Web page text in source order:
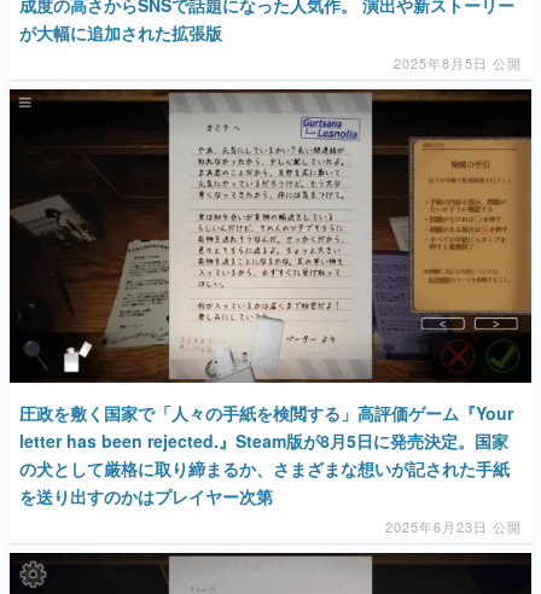
特集記事
女性向け
アプリレビュー
その他
電ファミニコゲーマーとは？
運営：株式会社マレ
圧政を敷く国家で「人々の手紙を検閲する」高評価ゲーム『Your
letter has been rejected.』Steam版が8月5日に発売決定。国家
の犬として厳格に取り締まるか、さまざまな想いが記された手紙
を送り出すのかはプレイヤー次第
2025年6月23日 公開